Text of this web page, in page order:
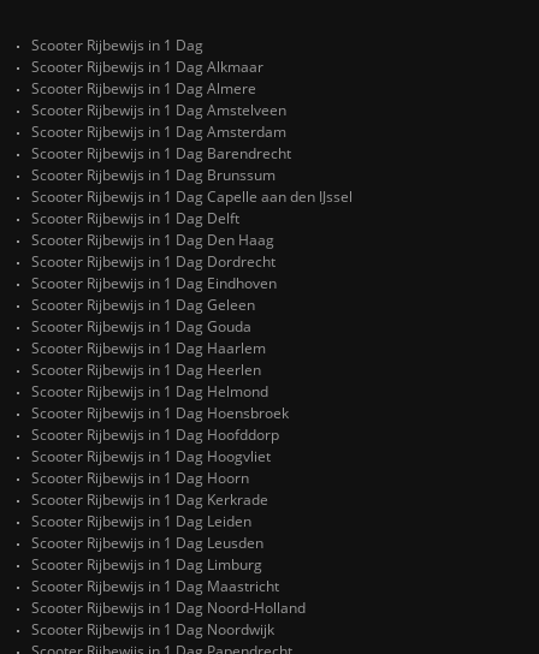
Scooter Rijbewijs in 1 Dag
Scooter Rijbewijs in 1 Dag Alkmaar
Scooter Rijbewijs in 1 Dag Almere
Scooter Rijbewijs in 1 Dag Amstelveen
Scooter Rijbewijs in 1 Dag Amsterdam
Scooter Rijbewijs in 1 Dag Barendrecht
Scooter Rijbewijs in 1 Dag Brunssum
Scooter Rijbewijs in 1 Dag Capelle aan den IJssel
Scooter Rijbewijs in 1 Dag Delft
Scooter Rijbewijs in 1 Dag Den Haag
Scooter Rijbewijs in 1 Dag Dordrecht
Scooter Rijbewijs in 1 Dag Eindhoven
Scooter Rijbewijs in 1 Dag Geleen
Scooter Rijbewijs in 1 Dag Gouda
Scooter Rijbewijs in 1 Dag Haarlem
Scooter Rijbewijs in 1 Dag Heerlen
Scooter Rijbewijs in 1 Dag Helmond
Scooter Rijbewijs in 1 Dag Hoensbroek
Scooter Rijbewijs in 1 Dag Hoofddorp
Scooter Rijbewijs in 1 Dag Hoogvliet
Scooter Rijbewijs in 1 Dag Hoorn
Scooter Rijbewijs in 1 Dag Kerkrade
Scooter Rijbewijs in 1 Dag Leiden
Scooter Rijbewijs in 1 Dag Leusden
Scooter Rijbewijs in 1 Dag Limburg
Scooter Rijbewijs in 1 Dag Maastricht
Scooter Rijbewijs in 1 Dag Noord-Holland
Scooter Rijbewijs in 1 Dag Noordwijk